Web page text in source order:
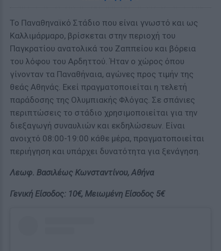
Το Παναθηναϊκό Στάδιο που είναι γνωστό και ως
Καλλιμάρμαρο, βρίσκεται στην περιοχή του
Παγκρατίου ανατολικά του Ζαππείου και βόρεια
του λόφου του Αρδηττού. Ήταν ο χώρος όπου
γίνονταν τα Παναθήναια, αγώνες προς τιμήν της
θεάς Αθηνάς. Εκεί πραγματοποιείται η τελετή
παράδοσης της Ολυμπιακής Φλόγας. Σε σπάνιες
περιπτώσεις το στάδιο χρησιμοποιείται για την
διεξαγωγή συναυλιών και εκδηλώσεων. Είναι
ανοιχτό 08:00-19:00 κάθε μέρα, πραγματοποιείται
περιήγηση και υπάρχει δυνατότητα για ξενάγηση.
Λεωφ. Βασιλέως Κωνσταντίνου, Αθήνα
Γενική Είσοδος: 10€, Μειωμένη Είσοδος 5€